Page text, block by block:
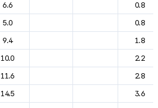
6.6
0.8
5.0
0.8
9.4
1.8
10.0
2.2
11.6
2.8
14.5
3.6